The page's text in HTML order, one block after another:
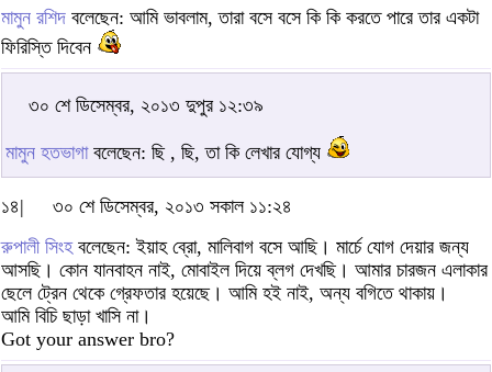
মামুন রশিদ বলেছেন: আমি ভাবলাম, তারা বসে বসে কি কি করতে পারে তার একটা
ফিরিস্তি দিবেন
৩০ শে ডিসেম্বর, ২০১৩ দুপুর ১২:৩৯
মামুন হতভাগাবলেছেন: ছি , ছি, তা কি লেখার যোগ্য
১৪|
৩০ শে ডিসেম্বর, ২০১৩ সকাল ১১:২৪
রুপালী সিংহবলেছেন: ইয়াহ ব্রো, মালিবাগ বসে আছি। মার্চে যোগ দেয়ার জন্য
আসছি। কোন যানবাহন নাই, মোবাইল দিয়ে ব্লগ দেখছি। আমার চারজন এলাকার
ছেলে ট্রেন থেকে গ্রেফতার হয়েছে। আমি হই নাই, অন্য বগিতে থাকায়।
আমি বিচি ছাড়া খাসি না।
Got your answer bro?